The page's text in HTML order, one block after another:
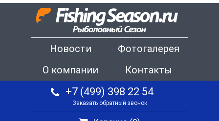
Новости
Фотогалерея
О компании
Контакты
+7 (499) 398 22 54
Заказать обратный звонок